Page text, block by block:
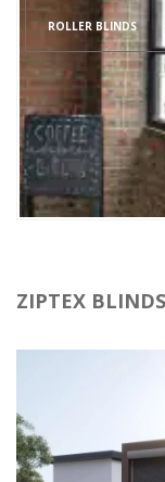
ROLLER BLINDS
ZIPTEX